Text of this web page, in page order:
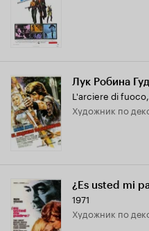
Лук Робина
L'arciere di fuoco,
Художник по
¿Es usted mi
1971
Художник по